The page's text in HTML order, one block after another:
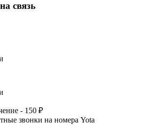
связь
- 150 ₽
звонки на номера Yota